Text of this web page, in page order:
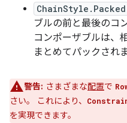
ChainStyle.Packed
ブルの前と最後のコ
コンポーザブルは、
まとめてパックされま
警告: さまざまな配置で
さい。 これにより、
を実現できます。